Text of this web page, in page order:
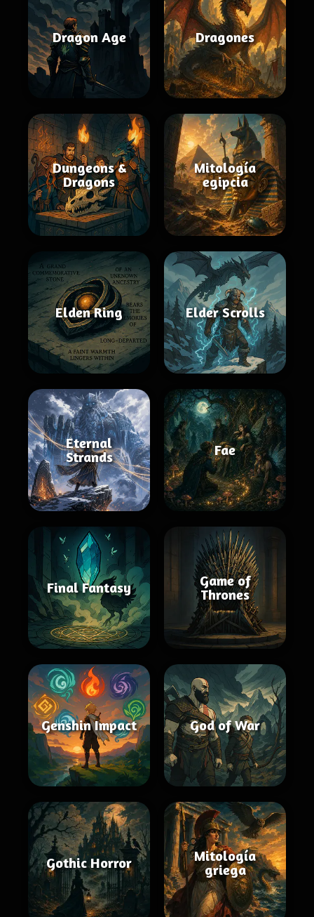
Dragon Age Dragones
Dungeons &
Dragons
Mitología
egipcia
Elden Ring Elder Scrolls
Eternal
Strands
Fae
Final Fantasy
Game of
Thrones
Genshin Impact God of War
Gothic Horror
Mitología
griega